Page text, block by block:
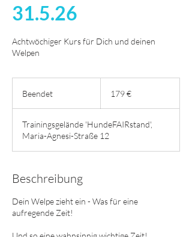
31.5.26
Achtwöchiger Kurs für Dich und deinen
Welpen
Beendet
n
d
e
179 €
Trainingsgelände 'HundeFAIRstand',
Maria-Agnesi-Straße 12
Beschreibung
Dein Welpe zieht ein - Was für eine
aufregende Zeit!